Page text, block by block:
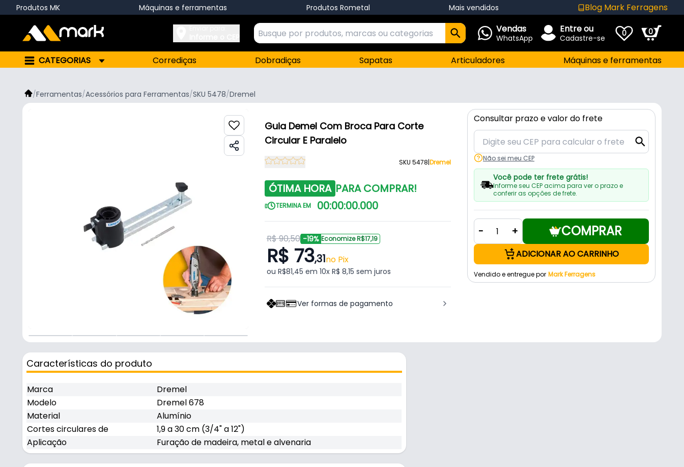
Produtos MK Máquinas e ferramentas Produtos Rometal Mais vendidos Blog Mark Ferragens
Vendas
WhatsApp
Entre ou
Cadastre-se 0 0
CATEGORIAS Corrediças Dobradiças Sapatas Articuladores Máquinas e ferramentas
/Ferramentas/Acessórios para Ferramentas/SKU 5478/Dremel
+3
Guia Demel Com Broca Para Corte
Circular E Paralelo
SKU 5478|Dremel
ÓTIMA HORA PARA COMPRAR!
TERMINA EM 00:00:00.000
R$ 90,50 -19% Economize R$17,19
R$ 73,31no Pix
ou R$81,45 em 10x R$ 8,15 sem juros
Ver formas de pagamento
Consultar prazo e valor do frete
Não sei meu CEP
Você pode ter frete grátis!
Informe seu CEP acima para ver o prazo e
conferir as opções de frete.
- + COMPRAR
ADICIONAR AO CARRINHO
Vendido e entregue por Mark Ferragens
Características do produto
Marca
Dremel
Modelo
Dremel 678
Material
Alumínio
Cortes circulares de
1,9 a 30 cm (3/4" a 12")
Aplicação
Furação de madeira, metal e alvenaria